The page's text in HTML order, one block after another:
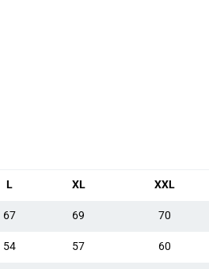
L XL XXL
67 69 70
54 57 60